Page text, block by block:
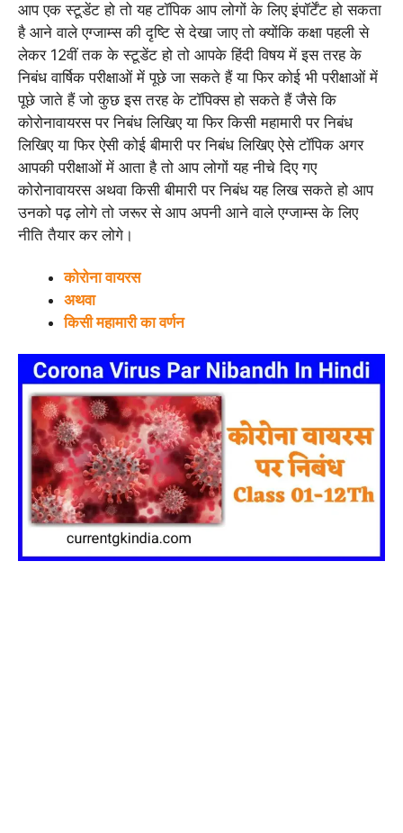
आप एक स्टूडेंट हो तो यह टॉपिक आप लोगों के लिए इंपॉर्टेंट हो सकता
है आने वाले एग्जाम्स की दृष्टि से देखा जाए तो क्योंकि कक्षा पहली से
लेकर 12वीं तक के स्टूडेंट हो तो आपके हिंदी विषय में इस तरह के
निबंध वार्षिक परीक्षाओं में पूछे जा सकते हैं या फिर कोई भी परीक्षाओं में
पूछे जाते हैं जो कुछ इस तरह के टॉपिक्स हो सकते हैं जैसे कि
कोरोनावायरस पर निबंध लिखिए या फिर किसी महामारी पर निबंध
लिखिए या फिर ऐसी कोई बीमारी पर निबंध लिखिए ऐसे टॉपिक अगर
आपकी परीक्षाओं में आता है तो आप लोगों यह नीचे दिए गए
कोरोनावायरस अथवा किसी बीमारी पर निबंध यह लिख सकते हो आप
उनको पढ़ लोगे तो जरूर से आप अपनी आने वाले एग्जाम्स के लिए
नीति तैयार कर लोगे।
कोरोना वायरस
अथवा
किसी महामारी का वर्णन